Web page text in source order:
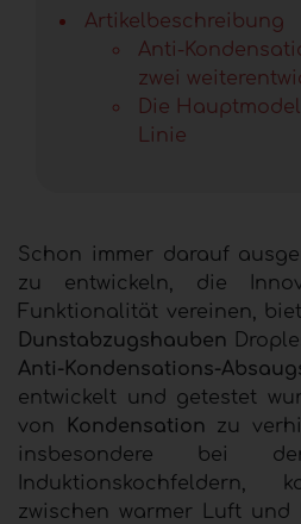
Artikelbeschreibung
Anti-
zwei
Die
Linie
Schon immer darauf
zu entwickeln, die
Funktionalität vereinen,
Dunstabzugshauben
Anti-Kondensations-
entwickelt und getestet
von
Kondensation zu
insbesondere bei
zwischen warmer Luft und